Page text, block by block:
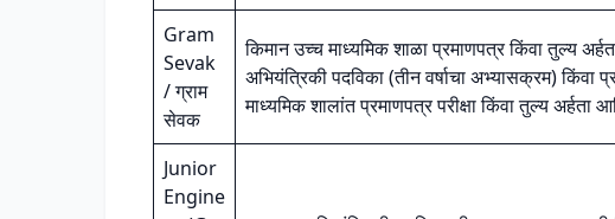
Gram
Sevak
/ ग्राम
सेवक
किमान उच्च माध्यमिक शाळा प्रमाणपत्र किंवा तुल्य
अभियंत्रिकी पदविका (तीन वर्षाचा अभ्यासक्रम)
माध्यमिक शालांत प्रमाणपत्र परीक्षा किंवा तुल्य अर्हता
Junior
Engine